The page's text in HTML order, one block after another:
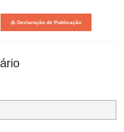
Declaração de Publicação